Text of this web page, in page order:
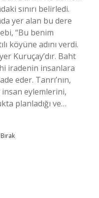
sınırı belirledi.
yer alan bu dere
“Bu benim
köyüne adını verdi.
Kuruçay’dır. Baht
iradenin insanlara
eder. Tanrı’nın,
eylemlerini,
planladığı ve…